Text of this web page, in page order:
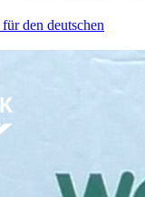
den deutschen